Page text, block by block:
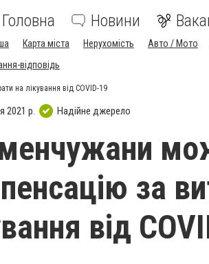
Головна Новини
Карта міста Нерухомість Авто / Мото
відповідь
на лікування від COVID-19
2021 р. Надійне джерело
за
від